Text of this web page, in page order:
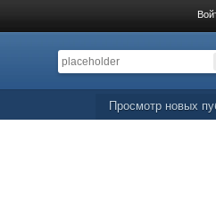
Просмотр новых